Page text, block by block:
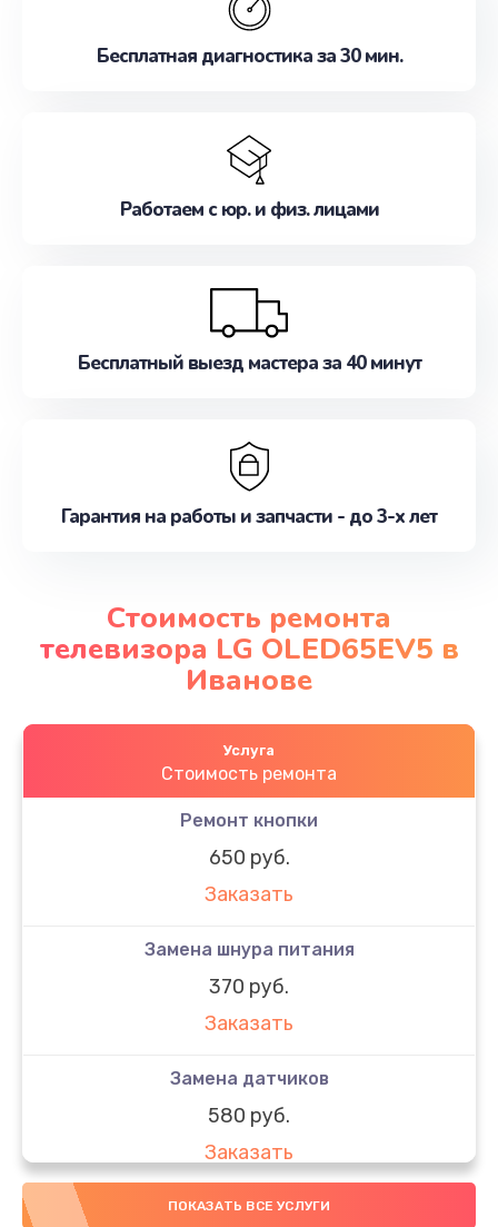
Бесплатная диагностика за 30 мин.
Работаем с юр. и физ. лицами
Бесплатный выезд мастера за 40 минут
Гарантия на работы и запчасти - до 3-х лет
Стоимость ремонта
телевизора LG OLED65EV5 в
Иванове
Услуга
Стоимость ремонта
Ремонт кнопки
650 руб.
Заказать
Замена шнура питания
370 руб.
Заказать
Замена датчиков
580 руб.
Заказать
Комплексная чистка
ПОКАЗАТЬ ВСЕ УСЛУГИ